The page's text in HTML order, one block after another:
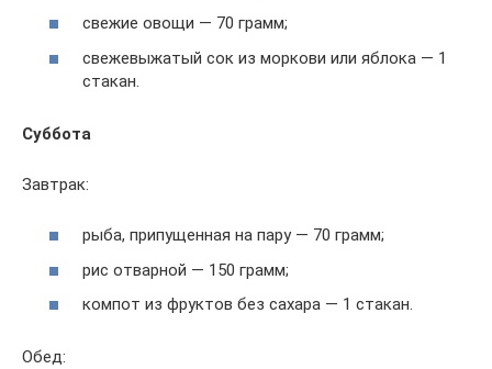
свежие овощи — 70 грамм;
свежевыжатый сок из моркови или яблока — 1
стакан.
Суббота
Завтрак:
рыба, припущенная на пару — 70 грамм;
рис отварной — 150 грамм;
компот из фруктов без сахара — 1 стакан.
Обед: